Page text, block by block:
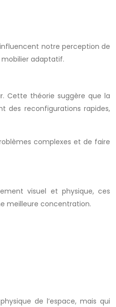
notre perception de
adaptatif.
Cette théorie suggère que la
des reconfigurations rapides,
complexes et de faire
visuel et physique, ces
meilleure concentration.
de l’espace, mais qui